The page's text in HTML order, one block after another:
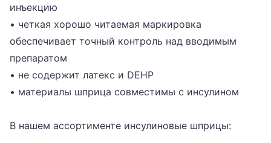
инъекцию
• четкая хорошо читаемая маркировка
обеспечивает точный контроль над вводимым
препаратом
• не содержит латекс и DEHP
• материалы шприца совместимы с инсулином
В нашем ассортименте инсулиновые шприцы: